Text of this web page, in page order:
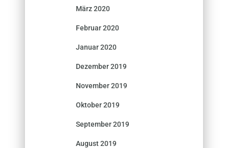
März 2020
Februar 2020
Januar 2020
Dezember 2019
November 2019
Oktober 2019
September 2019
August 2019